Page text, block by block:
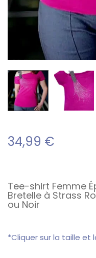
34,99 €
Tee-shirt Femme
Bretelle à Strass
ou Noir
*Cliquer sur la taille et